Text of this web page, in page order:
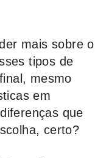
mais sobre o
tipos de
mesmo
em
que
certo?